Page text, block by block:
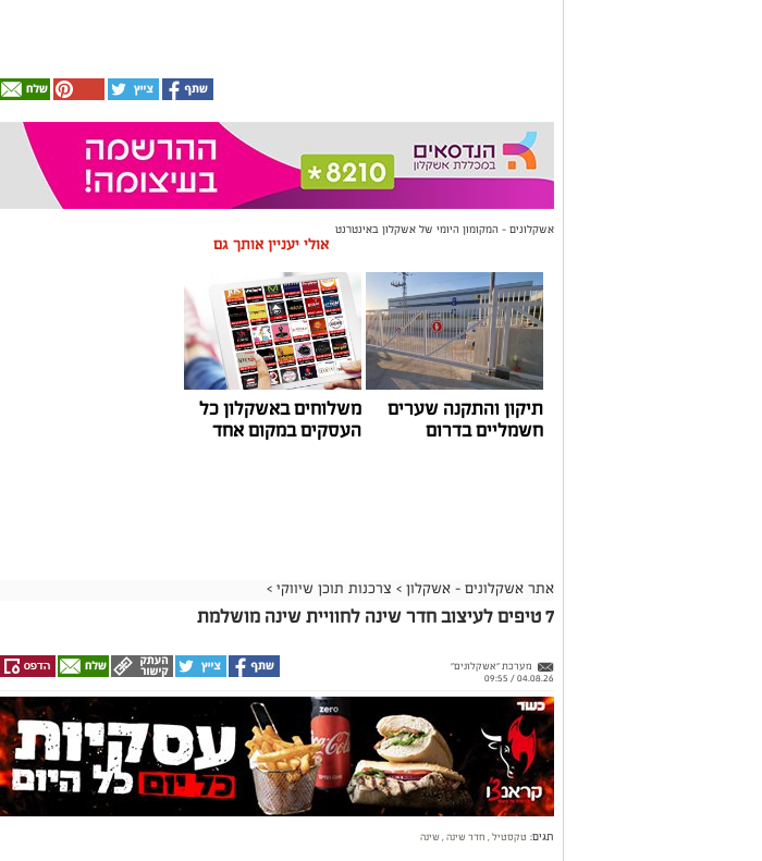
אשקלונים - המקומון היומי של אשקלון באינטרנט
אולי יעניין אותך גם
תיקון והתקנה שערים
חשמליים בדרום
משלוחים באשקלון כל
העסקים במקום אחד
אתר אשקלונים - אשקלון > צרכנות תוכן שיווקי >
7 טיפים לעיצוב חדר שינה לחוויית שינה מושלמת
מערכת "אשקלונים"
04.08.26 / 09:55
תגים: טקסטיל, חדר שינה,שינה